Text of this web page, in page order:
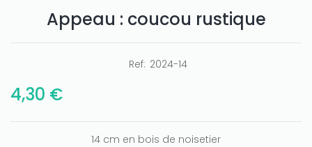
Appeau : coucou rustique
Ref: 2024-14
4,30 €
14 cm en bois de noisetier
Only play at